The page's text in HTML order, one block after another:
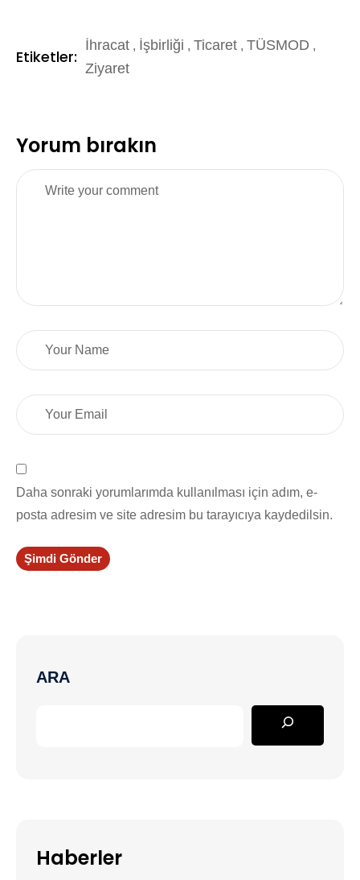
Etiketler:
İhracat , İşbirliği , Ticaret , TÜSMOD ,
Ziyaret
Yorum bırakın
Daha sonraki yorumlarımda kullanılması için adım, e-
posta adresim ve site adresim bu tarayıcıya kaydedilsin.
Şimdi Gönder
ARA
Haberler